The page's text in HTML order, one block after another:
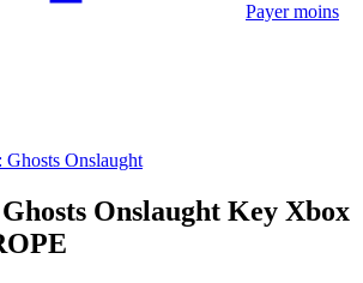
Payer moins
Onslaught
Onslaught Key Xbox